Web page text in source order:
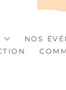
NOS